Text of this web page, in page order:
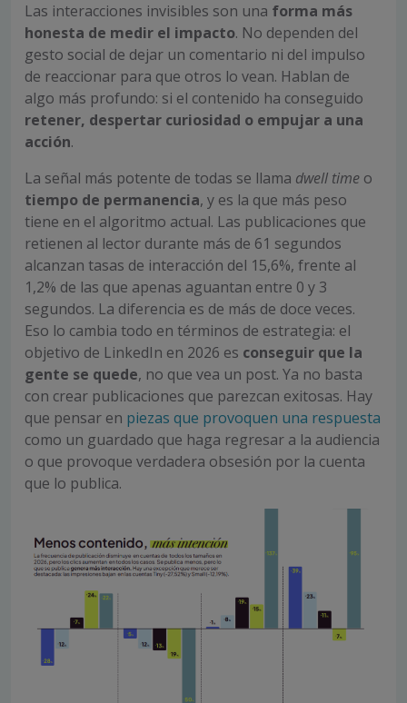
Las interacciones invisibles son una forma más
honesta de medir el impacto. No dependen del
gesto social de dejar un comentario ni del impulso
de reaccionar para que otros lo vean. Hablan de
algo más profundo: si el contenido ha conseguido
retener, despertar curiosidad o empujar a una
acción.
La señal más potente de todas se llama dwell time o
tiempo de permanencia, y es la que más peso
tiene en el algoritmo actual. Las publicaciones que
retienen al lector durante más de 61 segundos
alcanzan tasas de interacción del 15,6%, frente al
1,2% de las que apenas aguantan entre 0 y 3
segundos. La diferencia es de más de doce veces.
Eso lo cambia todo en términos de estrategia: el
objetivo de LinkedIn en 2026 es conseguir que la
gente se quede, no que vea un post. Ya no basta
con crear publicaciones que parezcan exitosas. Hay
que pensar en piezas que provoquen una respuesta
como un guardado que haga regresar a la audiencia
o que provoque verdadera obsesión por la cuenta
que lo publica.